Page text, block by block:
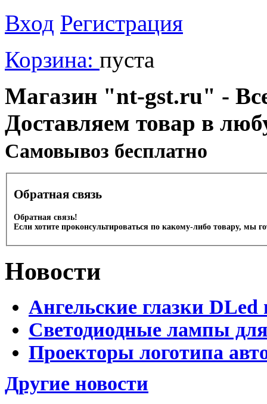
Вход Регистрация
Корзина: пуста
Магазин "nt-gst.ru" -
Доставляем товар в
Cамовывоз бесплатно
Обратная связь
Обратная связь!
Если хотите проконсультироваться по какому-либо товару, мы
Новости
Ангельские глазки DLed
Светодиодные лампы
Проекторы логотипа
Другие новости